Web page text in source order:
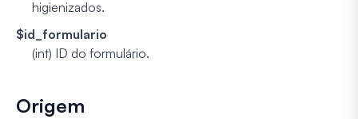
higienizados.
$id_formulario
(int) ID do formulário.
Origem